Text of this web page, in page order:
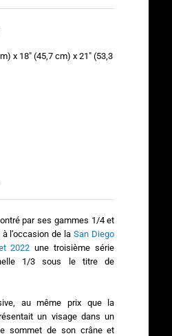
x 18″ (45,7 cm) x 21″ (53,3
par ses gammes 1/4 et
à l’occasion de laSan Diego
2022 une troisième série
1/3 sous le titre de
au même prix que la
un visage dans un
sommet de son crâne et